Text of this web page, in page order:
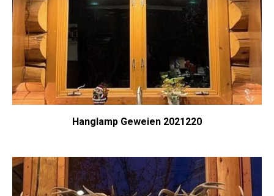
Hanglamp Geweien 2021220